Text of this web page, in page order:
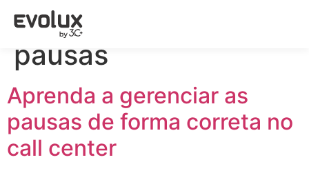
Tag:Gestão de
pausas
Aprenda a gerenciar as
pausas de forma correta no
call center